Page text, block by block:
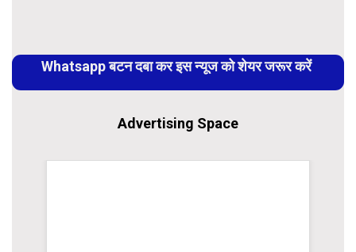
Reading
Whatsapp बटन दबा कर इस न्यूज को शेयर जरूर करें
Advertising Space